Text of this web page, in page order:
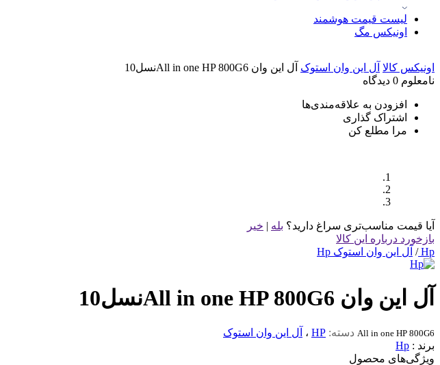
لیست قیمت هوشمند
اونیکس مگ
اونیکس کالا آل این وان استوک آل این وان All in one HP 800G6نسل10
نامعلوم 0 دیدگاه
افزودن به علاقه‌مندی‌ها
اشتراک گذاری
مرا مطلع کن
آیا قیمت مناسب‌تری سراغ دارید؟ بله | خیر
بازخورد درباره این کالا
Hp
/ آل این وان استوک Hp
آل این وان All in one HP 800G6نسل10
All in one HP 800G6 دسته: HP ، آل این وان استوک
برند : Hp
ویژگی‌های محصول